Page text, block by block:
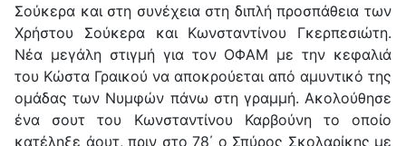
Σούκερα και στη συνέχεια στη διπλή προσπάθεια των
Χρήστου Σούκερα και Κωνσταντίνου Γκερπεσιώτη.
Νέα μεγάλη στιγμή για τον ΟΦΑΜ με την κεφαλιά
του Κώστα Γραικού να αποκρούεται από αμυντικό της
ομάδας των Νυμφών πάνω στη γραμμή. Ακολούθησε
ένα σουτ του Κωνσταντίνου Καρβούνη το οποίο
κατέληξε άουτ, πριν στο 78΄ ο Σπύρος Σκολαρίκης με